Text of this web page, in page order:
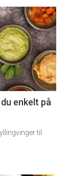
enkelt på
til